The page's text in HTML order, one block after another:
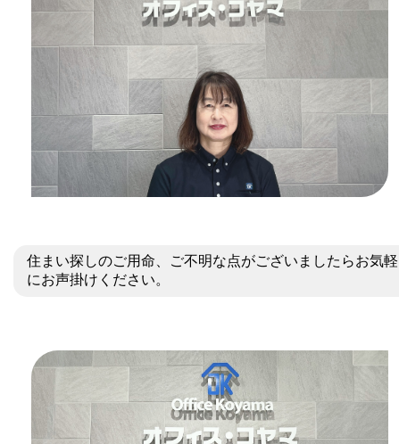
住まい探しのご用命、ご不明な点がございましたらお気軽
にお声掛けください。